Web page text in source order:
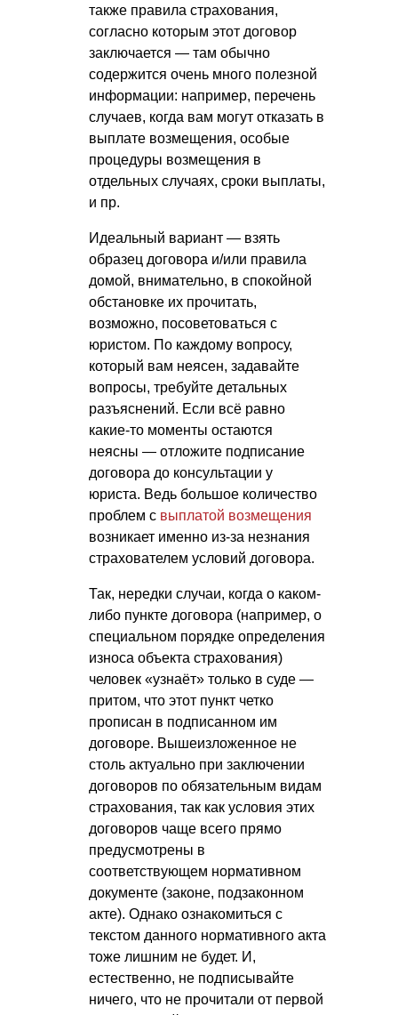
также правила страхования,
согласно которым этот договор
заключается — там обычно
содержится очень много полезной
информации: например, перечень
случаев, когда вам могут отказать в
выплате возмещения, особые
процедуры возмещения в
отдельных случаях, сроки выплаты,
и пр.
Идеальный вариант — взять
образец договора и/или правила
домой, внимательно, в спокойной
обстановке их прочитать,
возможно, посоветоваться с
юристом. По каждому вопросу,
который вам неясен, задавайте
вопросы, требуйте детальных
разъяснений. Если всё равно
какие-то моменты остаются
неясны — отложите подписание
договора до консультации у
юриста. Ведь большое количество
проблем с выплатой возмещения
возникает именно из-за незнания
страхователем условий договора.
Так, нередки случаи, когда о каком-
либо пункте договора (например, о
специальном порядке определения
износа объекта страхования)
человек «узнаёт» только в суде —
притом, что этот пункт четко
прописан в подписанном им
договоре. Вышеизложенное не
столь актуально при заключении
договоров по обязательным видам
страхования, так как условия этих
договоров чаще всего прямо
предусмотрены в
соответствующем нормативном
документе (законе, подзаконном
акте). Однако ознакомиться с
текстом данного нормативного акта
тоже лишним не будет. И,
естественно, не подписывайте
ничего, что не прочитали от первой